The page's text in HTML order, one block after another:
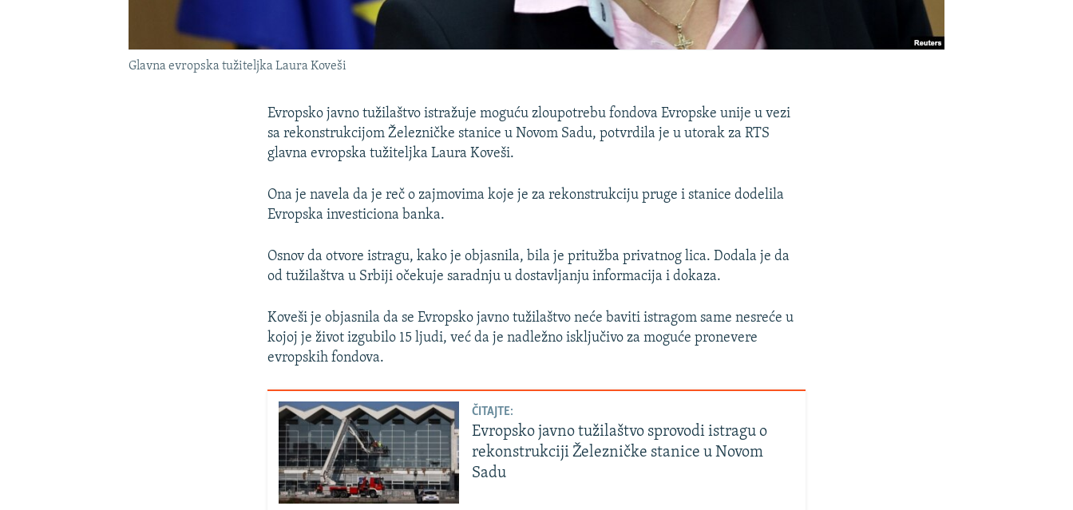
Glavna evropska tužiteljka Laura Koveši
Evropsko javno tužilaštvo istražuje moguću zloupotrebu fondova Evropske unije u vezi
sa rekonstrukcijom Železničke stanice u Novom Sadu, potvrdila je u utorak za RTS
glavna evropska tužiteljka Laura Koveši.
Ona je navela da je reč o zajmovima koje je za rekonstrukciju pruge i stanice dodelila
Evropska investiciona banka.
Osnov da otvore istragu, kako je objasnila, bila je pritužba privatnog lica. Dodala je da
od tužilaštva u Srbiji očekuje saradnju u dostavljanju informacija i dokaza.
Koveši je objasnila da se Evropsko javno tužilaštvo neće baviti istragom same nesreće u
kojoj je život izgubilo 15 ljudi, već da je nadležno isključivo za moguće pronevere
evropskih fondova.
ČITAJTE:
Evropsko javno tužilaštvo sprovodi istragu o
rekonstrukciji Železničke stanice u Novom
Sadu